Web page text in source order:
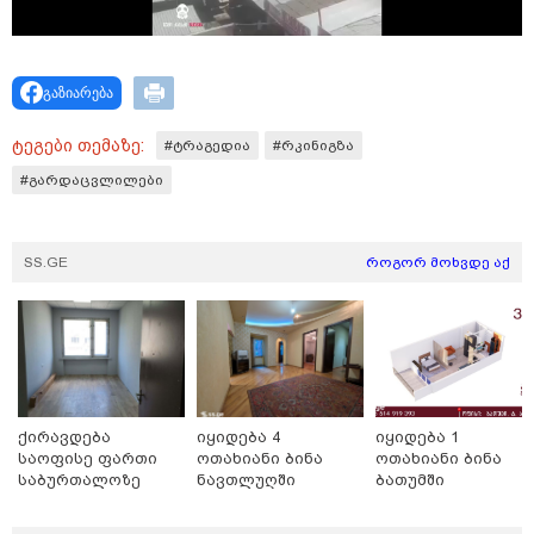
15:47 / 07-08-2026
Tower Group და BREEAM - ხარისხის საერთაშორისო
სტანდარტი ქართულ დეველოპმენტში
გაზიარება
ტეგები თემაზე: #ტრაგედია #რკინიგზა
#გარდაცვლილები
SS.GE როგორ მოხვდე აქ
ქირავდება
საოფისე ფართი
საბურთალოზე
იყიდება 4
ოთახიანი ბინა
ნავთლუღში
იყიდება 1
ოთახიანი ბინა
ბათუმში